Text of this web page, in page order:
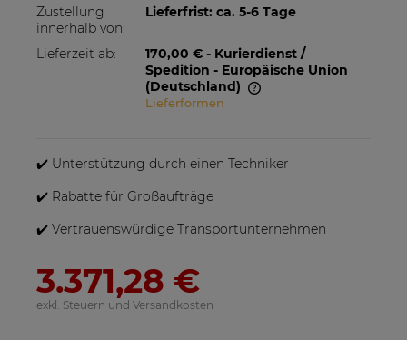
Zustellung
innerhalb von:
Lieferfrist: ca. 5-6 Tage
Lieferzeit ab: 170,00 € - Kurierdienst /
Spedition - Europäische Union
(Deutschland)
Im Preis sind etwaige Zahlungskosten nicht
Lieferformen
✔️ Unterstützung durch einen Techniker
✔️ Rabatte für Großaufträge
✔️ Vertrauenswürdige Transportunternehmen
3.371,28 €
exkl. Steuern und Versandkosten